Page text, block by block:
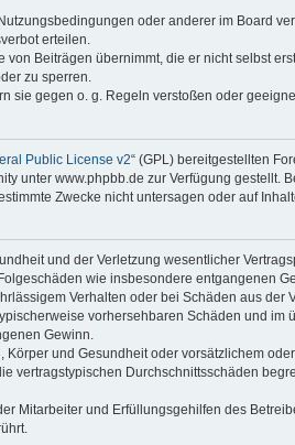
oder anderer im Board
erteilen.
Beiträgen übernimmt, die er nicht selbst
zu sperren.
sie gegen o. g. Regeln verstoßen oder
Public License v2“ (GPL) bereitgestellten
unter www.phpbb.de zur Verfügung gestellt.
Zwecke nicht untersagen oder auf
und der Verletzung wesentlicher
wie insbesondere entgangenen
Verhalten oder bei Schäden aus
vorhersehbaren Schäden und
Gewinn.
und Gesundheit oder vorsätzlichem
vertragstypischen Durchschnittsschäden
Mitarbeiter und Erfüllungsgehilfen des